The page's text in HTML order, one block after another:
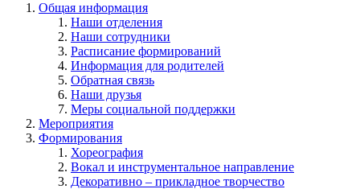
Общая информация
Наши отделения
Наши сотрудники
Расписание формирований
Информация для родителей
Обратная связь
Наши друзья
Меры социальной поддержки
Мероприятия
Формирования
Хореография
Вокал и инструментальное направление
Декоративно – прикладное творчество